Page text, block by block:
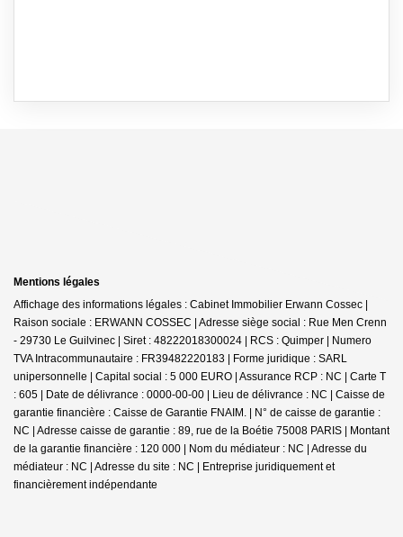
Mentions légales
Affichage des informations légales : Cabinet Immobilier Erwann Cossec |
Raison sociale : ERWANN COSSEC | Adresse siège social : Rue Men Crenn
- 29730 Le Guilvinec | Siret : 48222018300024 | RCS : Quimper | Numero
TVA Intracommunautaire : FR39482220183 | Forme juridique : SARL
unipersonnelle | Capital social : 5 000 EURO | Assurance RCP : NC | Carte T
: 605 | Date de délivrance : 0000-00-00 | Lieu de délivrance : NC | Caisse de
garantie financière : Caisse de Garantie FNAIM. | N° de caisse de garantie :
NC | Adresse caisse de garantie : 89, rue de la Boétie 75008 PARIS | Montant
de la garantie financière : 120 000 | Nom du médiateur : NC | Adresse du
médiateur : NC | Adresse du site : NC | Entreprise juridiquement et
financièrement indépendante